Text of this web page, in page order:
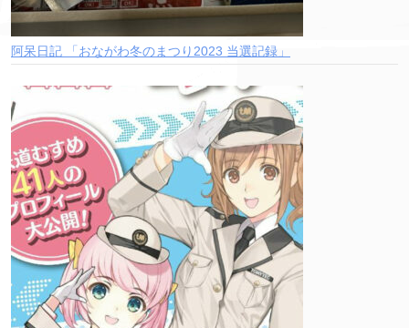
阿呆日記 「おながわ冬のまつり2023 当選記録」